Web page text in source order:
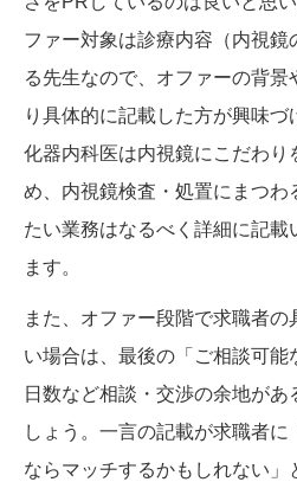
ファー対象は診療内容（内視鏡
る先生なので、オファーの背景
り具体的に記載した方が興味
化器内科医は内視鏡にこだわり
め、内視鏡検査・処置にまつわ
たい業務はなるべく詳細に記載
ます。
また、オファー段階で求職者
い場合は、最後の「ご相談可能
日数など相談・交渉の余地があ
しょう。一言の記載が求職者に
ならマッチするかもしれない」